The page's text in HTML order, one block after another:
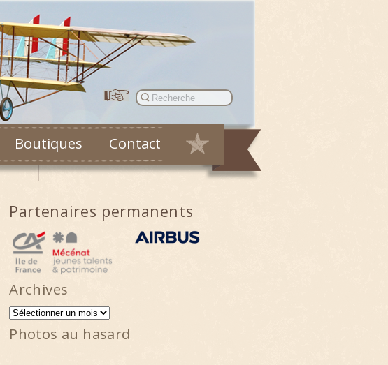
Boutiques Contact
Partenaires permanents
Archives
Archives
Photos au hasard